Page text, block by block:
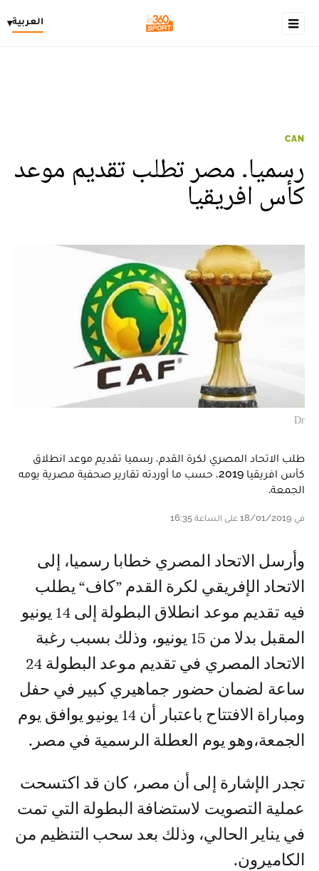
العربية▾
CAN
رسميا. مصر تطلب تقديم موعد
كأس افريقيا
Dr
طلب الاتحاد المصري لكرة القدم، رسميا تقديم موعد انطلاق
كأس افريقيا 2019، حسب ما أوردته تقارير صحفية مصرية يومه
الجمعة.
في 18/01/2019 على الساعة 16:35
وأرسل الاتحاد المصري خطابا رسميا، إلى
الاتحاد الإفريقي لكرة القدم ”كاف“ يطلب
فيه تقديم موعد انطلاق البطولة إلى 14 يونيو
المقبل بدلا من 15 يونيو، وذلك بسبب رغبة
الاتحاد المصري في تقديم موعد البطولة 24
ساعة لضمان حضور جماهيري كبير في حفل
ومباراة الافتتاح باعتبار أن 14 يونيو يوافق يوم
الجمعة،وهو يوم العطلة الرسمية في مصر.
تجدر الإشارة إلى أن مصر، كان قد اكتسحت
عملية التصويت لاستضافة البطولة التي تمت
في يناير الحالي، وذلك بعد سحب التنظيم من
الكاميرون.